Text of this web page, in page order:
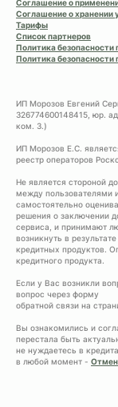
Соглашение о
Соглашение о хранении
Тарифы
Список партнеров
Политика безопасности
Политика
ИП Морозов Евгений
326774600148415, юр.
ком. 3.)
ИП Морозов Е.С.
реестр операторов
Не является стороной
между пользователями
самостоятельно
решения о заключении
сервиса, и принимают
возникнуть в
кредитных продуктов.
кредитного продукта.
Если у Вас возникли
вопрос через форму
обратной связи на
Вы ознакомились и
перестала быть
не нуждаетесь в
в любой момент -